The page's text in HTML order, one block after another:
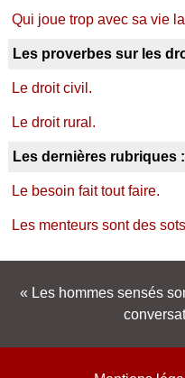
Qui joue trop avec sa vie
Les proverbes sur les
Le droit civil.
Le droit rural.
Les dernières rubriques :
Le besoin fait tout faire.
Les menteurs sont des
Les hommes sensés